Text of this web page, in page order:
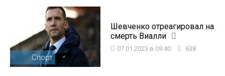
Спорт
Шевченко отреагировал на
смерть Виалли
07.01.2023 в 09:40 638